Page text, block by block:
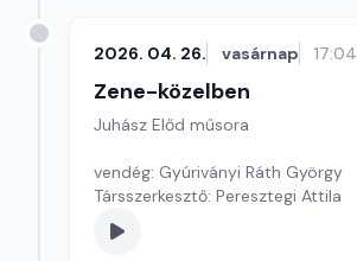
2026. 04. 26. vasárnap 17:04
Zene-közelben
Juhász Előd műsora
vendég: Gyúriványi Ráth György
Társszerkesztő: Peresztegi Attila